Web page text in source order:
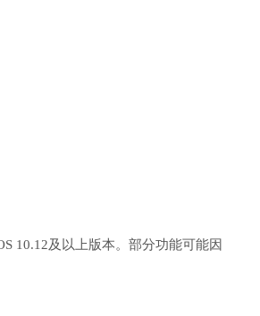
10.12及以上版本。部分功能可能因